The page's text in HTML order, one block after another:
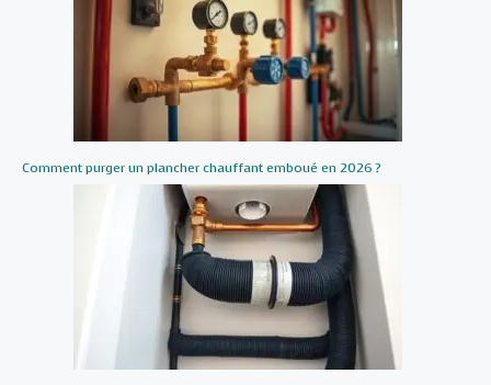
Comment purger un plancher chauffant emboué en 2026 ?